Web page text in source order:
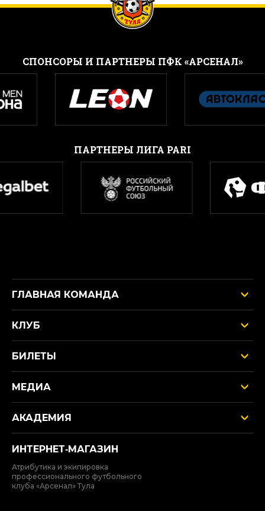
CПОНСОРЫ И ПАРТНЕРЫ ПФК «АРСЕНАЛ»
ПАРТНЕРЫ ЛИГА PARI
ГЛАВНАЯ КОМАНДА
КЛУБ
БИЛЕТЫ
МЕДИА
АКАДЕМИЯ
ИНТЕРНЕТ‑МАГАЗИН
Атрибутика и экипировка
профессионального футбольного
клуба «Арсенал» Тула